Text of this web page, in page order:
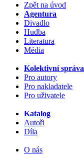
Zpět na úvod
Agentura
Divadlo
Hudba
Literatura
Média
Kolektivní správa
Pro autory
Pro nakladatele
Pro uživatele
Katalog
Autoři
Díla
O nás